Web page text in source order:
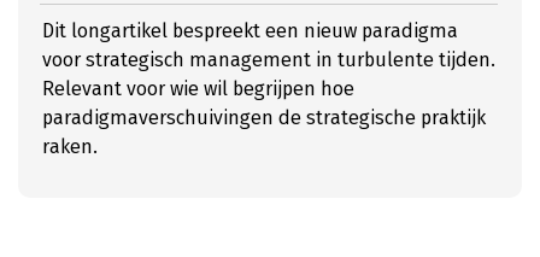
Dit longartikel bespreekt een nieuw paradigma
voor strategisch management in turbulente tijden.
Relevant voor wie wil begrijpen hoe
paradigmaverschuivingen de strategische praktijk
raken.